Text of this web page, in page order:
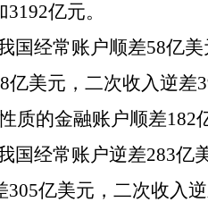
亿元。
国经常账户顺差58亿
亿美元，二次收入逆
质的金融账户顺差182
国经常账户逆差283亿
亿美元，二次收入